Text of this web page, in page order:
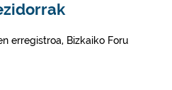
erregistroa, Bizkaiko Foru